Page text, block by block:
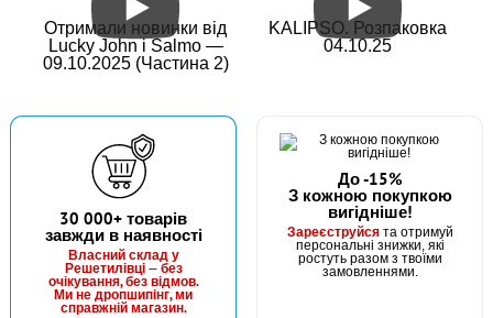
Отримали новинки від
Lucky John і Salmo —
09.10.2025 (Частина 2)
KALIPSO. Розпаковка
04.10.25
30 000+ товарів
завжди в наявності
Власний склад у
Решетилівці — без
очікування, без відмов.
Ми не дропшипінг, ми
справжній магазин.
До -15%
З кожною покупкою
вигідніше!
Зареєструйсята отримуй
персональні знижки, які
ростуть разом з твоїми
замовленнями.